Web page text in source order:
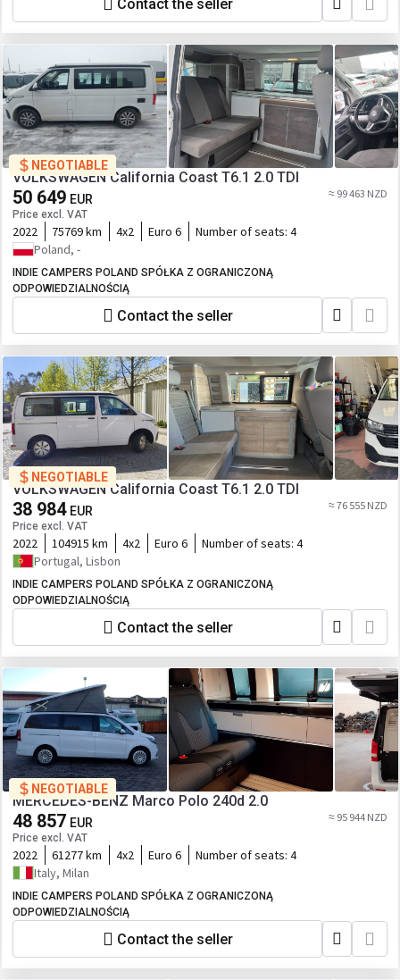
Contact the seller
NEGOTIABLE
VOLKSWAGEN California Coast T6.1 2.0 TDI
50 649 EUR
Price excl. VAT
≈ 99 463 NZD
2022 75769 km 4x2 Euro 6 Number of seats: 4
Poland, -
INDIE CAMPERS POLAND SPÓŁKA Z OGRANICZONĄ
ODPOWIEDZIALNOŚCIĄ
Contact the seller
NEGOTIABLE
VOLKSWAGEN California Coast T6.1 2.0 TDI
38 984 EUR
Price excl. VAT
≈ 76 555 NZD
2022 104915 km 4x2 Euro 6 Number of seats: 4
Portugal, Lisbon
INDIE CAMPERS POLAND SPÓŁKA Z OGRANICZONĄ
ODPOWIEDZIALNOŚCIĄ
Contact the seller
NEGOTIABLE
MERCEDES-BENZ Marco Polo 240d 2.0
48 857 EUR
Price excl. VAT
≈ 95 944 NZD
2022 61277 km 4x2 Euro 6 Number of seats: 4
Italy, Milan
INDIE CAMPERS POLAND SPÓŁKA Z OGRANICZONĄ
ODPOWIEDZIALNOŚCIĄ
Contact the seller